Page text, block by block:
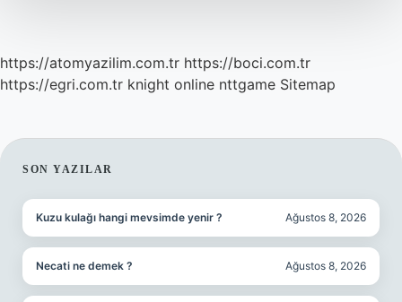
https://atomyazilim.com.tr https://boci.com.tr
https://egri.com.tr knight online nttgame Sitemap
SIDEBAR
SON YAZILAR
Kuzu kulağı hangi mevsimde yenir ? Ağustos 8, 2026
Necati ne demek ? Ağustos 8, 2026